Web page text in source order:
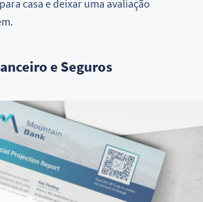
casa e deixar uma avaliação
e Seguros